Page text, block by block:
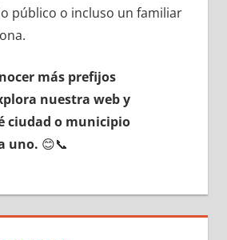
público ο incluso un familiar
mа́s prefijos
nuestra web у
ciudad ο municipio
uno. 😊📞